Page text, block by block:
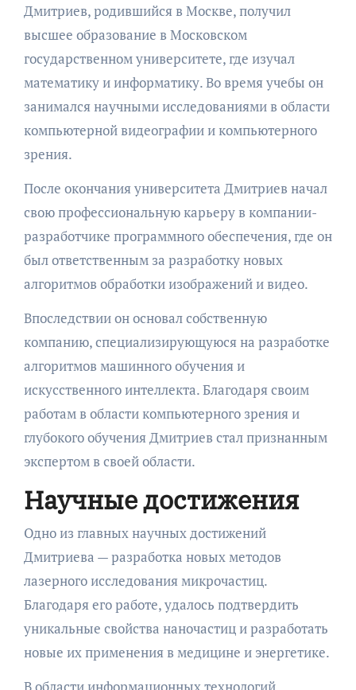
Дмитриев, родившийся в Москве, получил
высшее образование в Московском
государственном университете, где изучал
математику и информатику. Во время учебы он
занимался научными исследованиями в области
компьютерной видеографии и компьютерного
зрения.
После окончания университета Дмитриев начал
свою профессиональную карьеру в компании-
разработчике программного обеспечения, где он
был ответственным за разработку новых
алгоритмов обработки изображений и видео.
Впоследствии он основал собственную
компанию, специализирующуюся на разработке
алгоритмов машинного обучения и
искусственного интеллекта. Благодаря своим
работам в области компьютерного зрения и
глубокого обучения Дмитриев стал признанным
экспертом в своей области.
Научные достижения
Одно из главных научных достижений
Дмитриева — разработка новых методов
лазерного исследования микрочастиц.
Благодаря его работе, удалось подтвердить
уникальные свойства наночастиц и разработать
новые их применения в медицине и энергетике.